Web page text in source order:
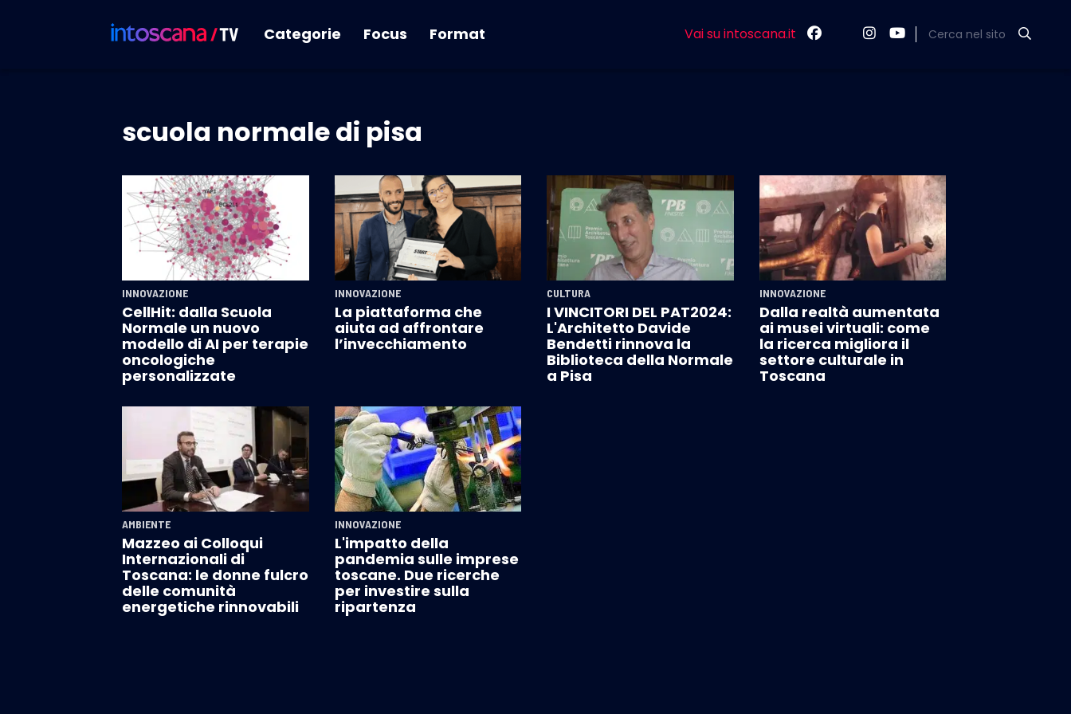
Categorie Focus Format Vai su intoscana.it Cerca nel sito
scuola normale di pisa
INNOVAZIONE
CellHit: dalla Scuola
Normale un nuovo
modello di AI per terapie
oncologiche
personalizzate
INNOVAZIONE
La piattaforma che
aiuta ad affrontare
l’invecchiamento
CULTURA
I VINCITORI DEL PAT2024:
L'Architetto Davide
Bendetti rinnova la
Biblioteca della Normale
a Pisa
INNOVAZIONE
Dalla realtà aumentata
ai musei virtuali: come
la ricerca migliora il
settore culturale in
Toscana
AMBIENTE
Mazzeo ai Colloqui
Internazionali di
Toscana: le donne fulcro
delle comunità
energetiche rinnovabili
INNOVAZIONE
L'impatto della
pandemia sulle imprese
toscane. Due ricerche
per investire sulla
ripartenza